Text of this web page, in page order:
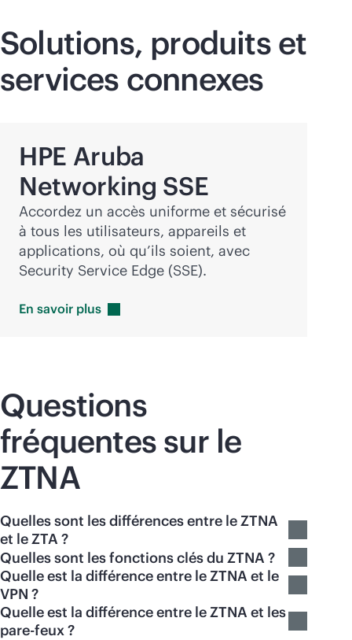
Solutions, produits et
services connexes
HPE Aruba
Networking SSE
Accordez un accès uniforme et sécurisé
à tous les utilisateurs, appareils et
applications, où qu’ils soient, avec
Security Service Edge (SSE).
En savoir plus
Questions
fréquentes sur le
ZTNA
Quelles sont les différences entre le ZTNA
et le ZTA ?
Quelles sont les fonctions clés du ZTNA ?
Quelle est la différence entre le ZTNA et le
VPN ?
Quelle est la différence entre le ZTNA et les
pare-feux ?